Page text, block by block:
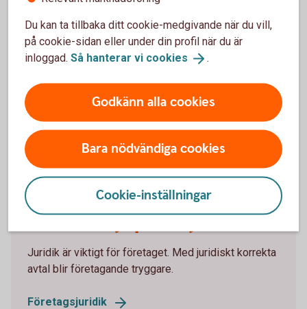
Nytt prisbasbelopp 2026
Det nya prisbasbeloppet för 2026 är fastställt till 59
200 kr, vilket innebär en höjning med 400 kr.
Prisbasbeloppet påverkar bland annat hur mycket
man betalar i skatt, pensions- och
försäkringsförmåner samt bidrag.
Vill du ha hjälp med juridiken?
Juridik är viktigt för företaget. Med juridiskt korrekta
avtal blir företagande tryggare.
Företagsjuridik
Du kan ta tillbaka ditt cookie-medgivande när du vill,
på cookie-sidan eller under din profil när du är
inloggad. Så hanterar vi cookies .
Godkänn alla cookies
Bara nödvändiga cookies
Cookie-inställningar